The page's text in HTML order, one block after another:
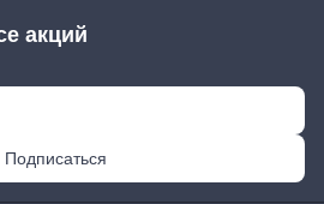
акций
Подписаться